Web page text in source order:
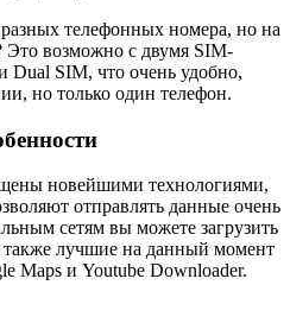
телефонных номера, но на
возможно с двумя SIM-
Dual SIM, что очень удобно,
но только один телефон.
новейшими технологиями,
отправлять данные очень
сетям вы можете загрузить
лучшие на данный момент
Maps и Youtube Downloader.